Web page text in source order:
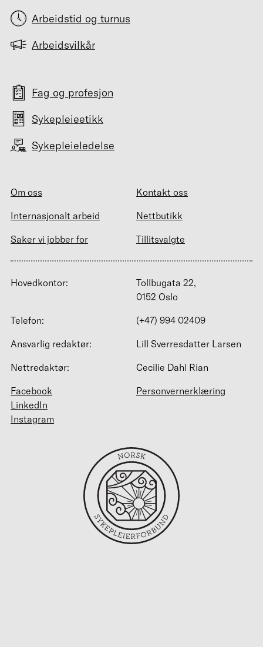
Arbeidstid og turnus
Arbeidsvilkår
Fag og profesjon
Sykepleieetikk
Sykepleieledelse
Om oss
Kontakt oss
Internasjonalt arbeid
Nettbutikk
Saker vi jobber for
Tillitsvalgte
Hovedkontor:
Tollbugata 22,
0152 Oslo
Telefon:
(+47) 994 02409
Ansvarlig redaktør:
Lill Sverresdatter Larsen
Nettredaktør:
Cecilie Dahl Rian
Facebook
LinkedIn
Instagram
Personvernerklæring